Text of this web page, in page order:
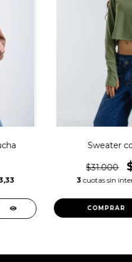
Sweater
$31.000
3 cuotas sin
COMPRAR